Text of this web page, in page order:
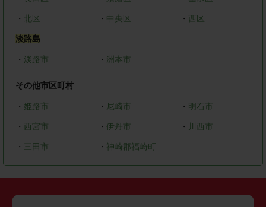
・ 北区 ・ 中央区 ・ 西区
淡路島
・ 淡路市 ・ 洲本市
その他市区町村
・ 姫路市 ・ 尼崎市 ・ 明石市
・ 西宮市 ・ 伊丹市 ・ 川西市
・ 三田市 ・ 神崎郡福崎町